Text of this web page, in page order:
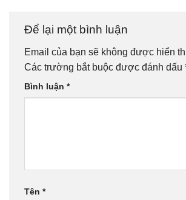
Để lại một bình luận
Email của bạn sẽ không được hiển
Các trường bắt buộc được đánh dấu
Bình luận *
Tên *